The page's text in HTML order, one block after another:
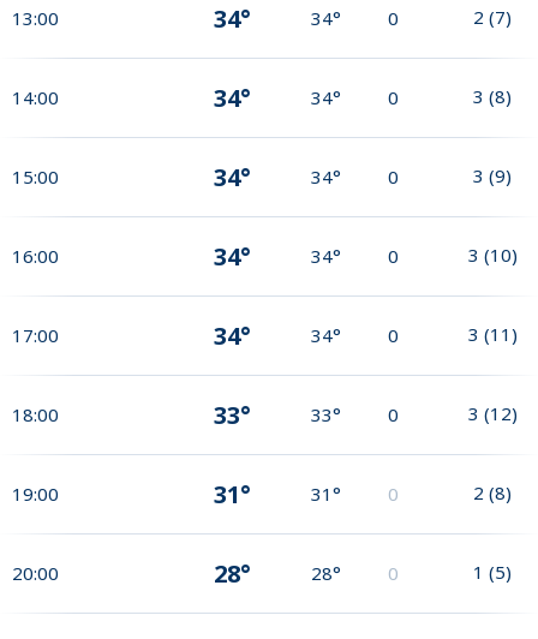
13:00 34° 34° 0 2 (7)
14:00 34° 34° 0 3 (8)
15:00 34° 34° 0 3 (9)
16:00 34° 34° 0 3 (10)
17:00 34° 34° 0 3 (11)
18:00 33° 33° 0 3 (12)
19:00 31° 31° 0 2 (8)
20:00 28° 28° 0 1 (5)